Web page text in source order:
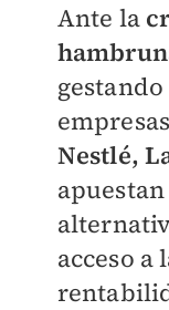
Ante la
Nestlé,
acceso a